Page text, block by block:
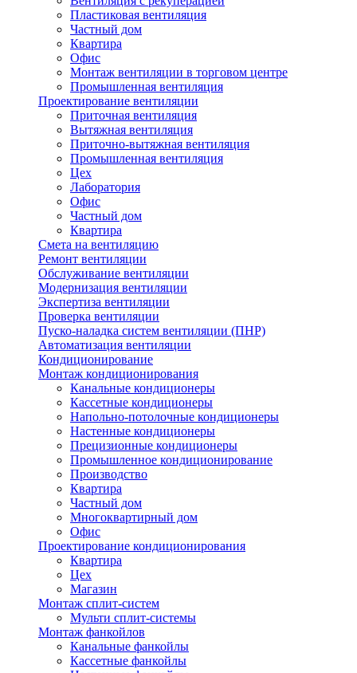
Пластиковая вентиляция
Частный дом
Квартира
Офис
Монтаж вентиляции в торговом центре
Промышленная вентиляция
Проектирование вентиляции
Приточная вентиляция
Вытяжная вентиляция
Приточно-вытяжная вентиляция
Промышленная вентиляция
Цех
Лаборатория
Офис
Частный дом
Квартира
Смета на вентиляцию
Ремонт вентиляции
Обслуживание вентиляции
Модернизация вентиляции
Экспертиза вентиляции
Проверка вентиляции
Пуско-наладка систем вентиляции (ПНР)
Автоматизация вентиляции
Кондиционирование
Монтаж кондиционирования
Канальные кондиционеры
Кассетные кондиционеры
Напольно-потолочные кондиционеры
Настенные кондиционеры
Прецизионные кондиционеры
Промышленное кондиционирование
Производство
Квартира
Частный дом
Многоквартирный дом
Офис
Проектирование кондиционирования
Квартира
Цех
Магазин
Монтаж сплит-систем
Мульти сплит-системы
Монтаж фанкойлов
Канальные фанкойлы
Кассетные фанкойлы